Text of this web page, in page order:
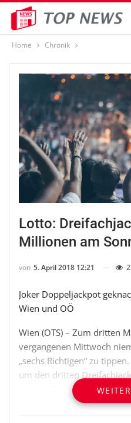
Home Chronik
Lotto:
Millionen am
von 5. April 2018 12:21
Joker Doppeljackpot
Wien und OÖ
Wien (OTS) – Zum dritten
vergangenen Mittwoch
„sechs Richtigen“ zu
um den dritten
Sechser Topf werden